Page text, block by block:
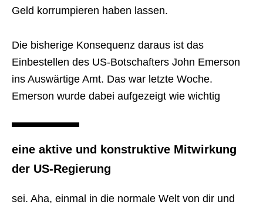
Geld korrumpieren haben lassen.
Die bisherige Konsequenz daraus ist das
Einbestellen des US-Botschafters John Emerson
ins Auswärtige Amt. Das war letzte Woche.
Emerson wurde dabei aufgezeigt wie wichtig
eine aktive und konstruktive Mitwirkung
der US-Regierung
sei. Aha, einmal in die normale Welt von dir und